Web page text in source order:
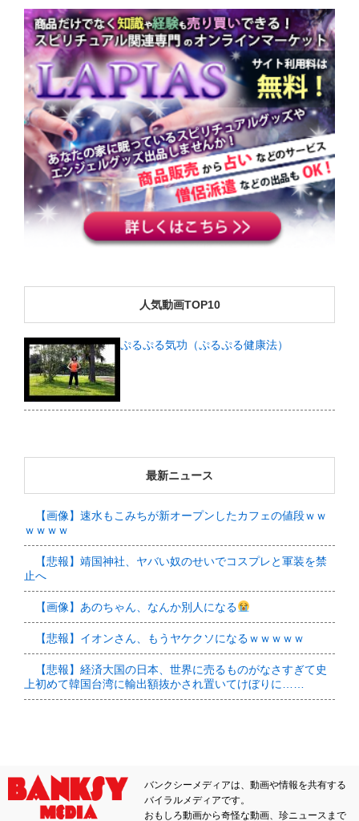
人気動画TOP10
ぷるぷる気功（ぷるぷる健康法）
最新ニュース
【画像】速水もこみちが新オープンしたカフェの値段ｗｗ
ｗｗｗｗ
【悲報】靖国神社、ヤバい奴のせいでコスプレと軍装を禁
止へ
【画像】あのちゃん、なんか別人になる
【悲報】イオンさん、もうヤケクソになるｗｗｗｗｗ
【悲報】経済大国の日本、世界に売るものがなさすぎて史
上初めて韓国台湾に輸出額抜かされ置いてけぼりに……
バンクシーメディアは、動画や情報を共有する
バイラルメディアです。
おもしろ動画から奇怪な動画、珍ニュースまで